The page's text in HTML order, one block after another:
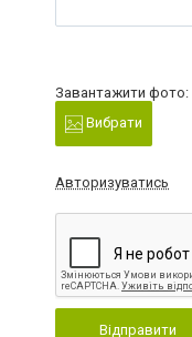
Завантажити фото:
Вибрати
Авторизуватись
Відправити